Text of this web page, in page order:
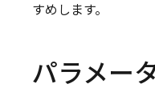
すめします。
パラメー